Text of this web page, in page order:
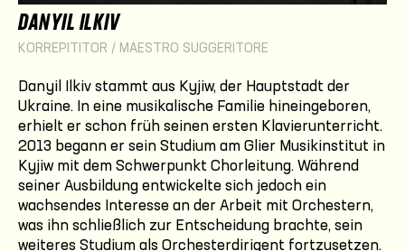
DANYIL ILKIV
KORREPITITOR / MAESTRO SUGGERITORE
Danyil Ilkiv stammt aus Kyjiw, der Hauptstadt der
Ukraine. In eine musikalische Familie hineingeboren,
erhielt er schon früh seinen ersten Klavierunterricht.
2013 begann er sein Studium am Glier Musikinstitut in
Kyjiw mit dem Schwerpunkt Chorleitung. Während
seiner Ausbildung entwickelte sich jedoch ein
wachsendes Interesse an der Arbeit mit Orchestern,
was ihn schließlich zur Entscheidung brachte, sein
weiteres Studium als Orchesterdirigent fortzusetzen.